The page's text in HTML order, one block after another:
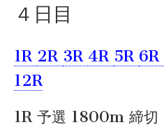
４日目
1R 2R 3R 4R 5R 6R
12R
1R 予選 1800m 締